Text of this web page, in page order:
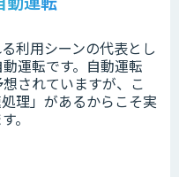
利用シーンの代表とし
運転です。自動運転
されていますが、こ
理」があるからこそ実
。